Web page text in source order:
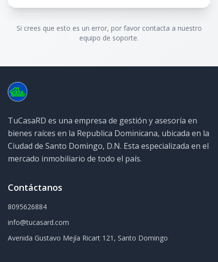
Si crees que esto es un error, por favor contacta a nuestro
equipo de soporte.
TuCasaRD es una empresa de gestión y asesoría en
bienes raíces en la Republica Dominicana, ubicada en la
Ciudad de Santo Domingo, D.N. Esta especializada en el
mercado inmobiliario de todo el país.
Contáctanos
8095626884
info@tucasard.com
Avenida Gustavo Mejía Ricart 121, Santo Domingo